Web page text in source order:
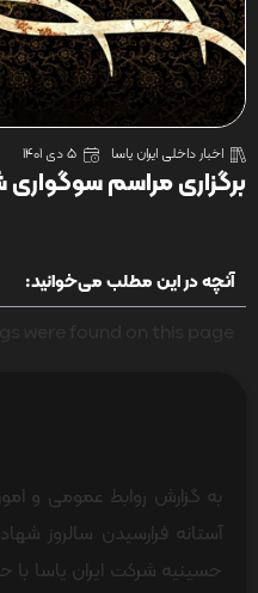
اخبار داخلی ایران یاسا 5 دی 1401
برگزاری مراسم
آنچه در این مطلب می‌خوانید:
به گزارش روابط عمومی و
آستانه فرارسیدن سالروز
حسینیه شرکت ایران یاسا